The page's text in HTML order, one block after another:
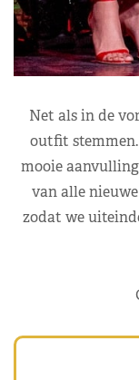
Net als in de
outfit
mooie
van alle
zodat we